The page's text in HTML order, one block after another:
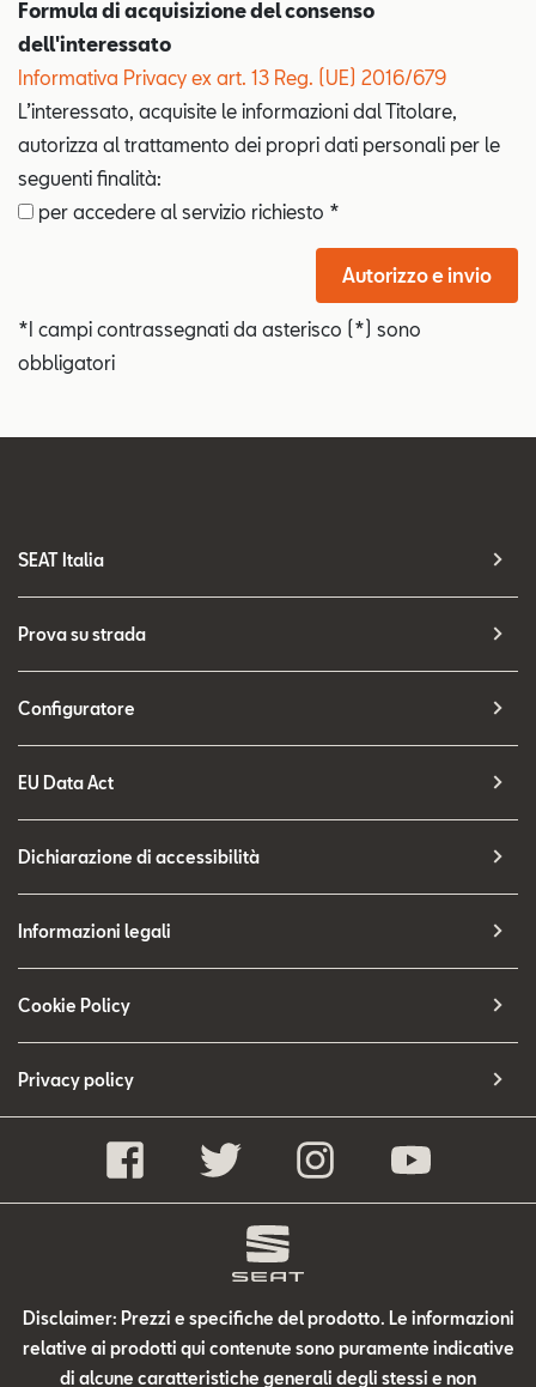
Formula di acquisizione del consenso
dell'interessato
Informativa Privacy ex art. 13 Reg. (UE) 2016/679
L’interessato, acquisite le informazioni dal Titolare,
autorizza al trattamento dei propri dati personali per le
seguenti finalità:
per accedere al servizio richiesto *
Autorizzo e invio
*I campi contrassegnati da asterisco (*) sono
obbligatori
SEAT Italia
Prova su strada
Configuratore
EU Data Act
Dichiarazione di accessibilità
Informazioni legali
Cookie Policy
Privacy policy
Disclaimer: Prezzi e specifiche del prodotto. Le informazioni
relative ai prodotti qui contenute sono puramente indicative
di alcune caratteristiche generali degli stessi e non